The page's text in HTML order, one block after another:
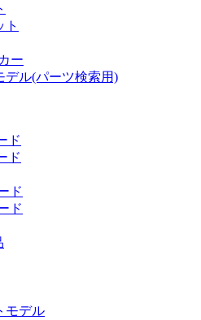
ト
ー
デル(パーツ検索用)
ド
ド
ド
ド
モデル